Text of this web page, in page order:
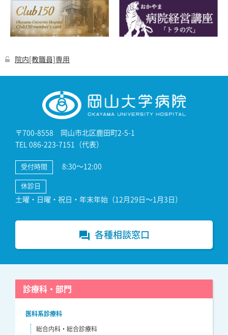
院内[教職員]専用
〒700-8558 岡山市北区鹿田町2-5-1
TEL 086-223-7151（代表）
受付時間 8:30～12:00
休診日
土曜・日曜・祝日・年末年始（12月29日～1月3日）
forum 各種相談窓口
診療科・部門
医科系診療科
総合内科・総合診療科